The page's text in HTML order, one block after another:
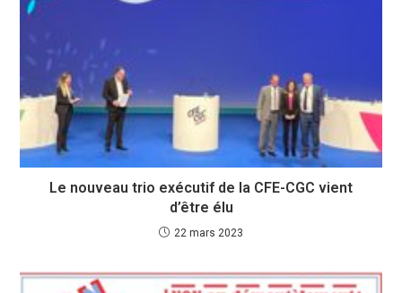
Le nouveau trio exécutif de la CFE-CGC vient
d’être élu
22 mars 2023